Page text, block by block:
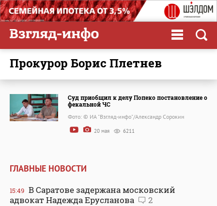
прокурор Борис Плетнев
Суд приобщил к делу Попеко постановление о
фекальной ЧС
Фото: © ИА "Взгляд-инфо"/Александр Сорокин
20 мая 6211
ГЛАВНЫЕ НОВОСТИ
15:49 В Саратове задержана московский
адвокат Надежда Ерусланова
2